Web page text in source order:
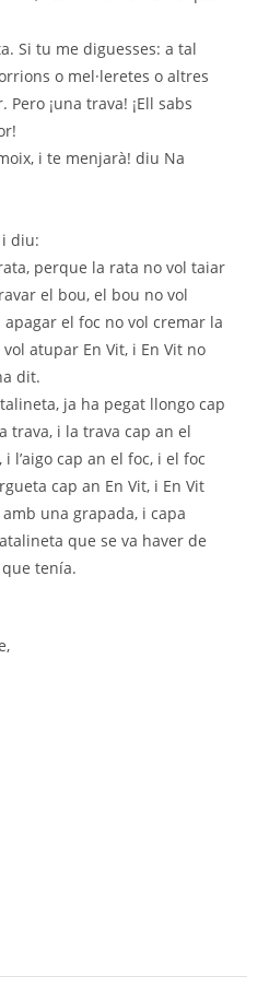
Si tu me diguesses: a tal
o mel·leretes o altres
¡una trava! ¡Ell sabs
i te menjarà! diu Na
i diu:
perque la rata no vol taiar
el bou, el bou no vol
apagar el foc no vol cremar la
atupar En Vit, i En Vit no
dit.
ja ha pegat llongo cap
trava, i la trava cap an el
l’aigo cap an el foc, i el foc
cap an En Vit, i En Vit
una grapada, i capa
que se va haver de
tenía.